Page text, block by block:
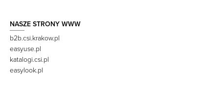
NASZE STRONY WWW
b2b.csi.krakow.pl
easyuse.pl
katalogi.csi.pl
easylook.pl